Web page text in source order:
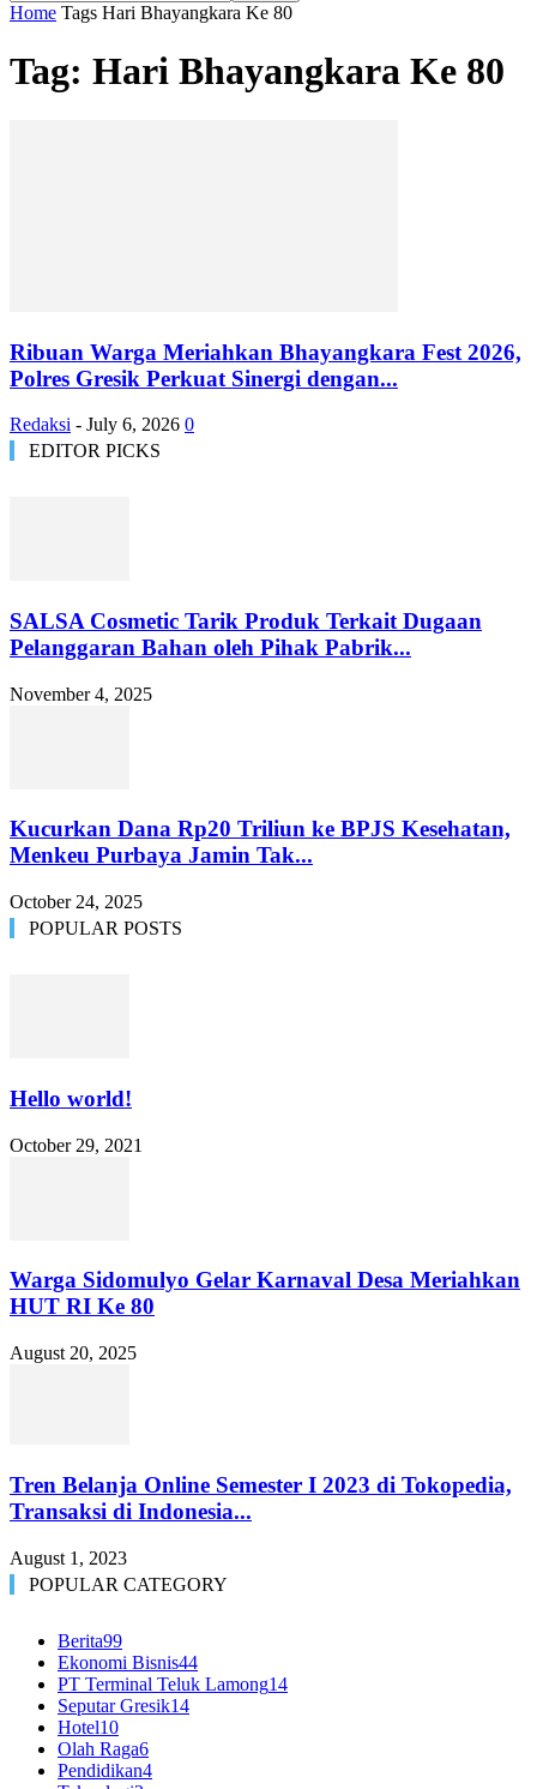
Home Tags Hari Bhayangkara Ke 80
Tag: Hari Bhayangkara Ke 80
Ribuan Warga Meriahkan Bhayangkara Fest 2026,
Polres Gresik Perkuat Sinergi dengan...
Redaksi - July 6, 2026 0
EDITOR PICKS
SALSA Cosmetic Tarik Produk Terkait Dugaan
Pelanggaran Bahan oleh Pihak Pabrik...
November 4, 2025
Kucurkan Dana Rp20 Triliun ke BPJS Kesehatan,
Menkeu Purbaya Jamin Tak...
October 24, 2025
POPULAR POSTS
Hello world!
October 29, 2021
Warga Sidomulyo Gelar Karnaval Desa Meriahkan
HUT RI Ke 80
August 20, 2025
Tren Belanja Online Semester I 2023 di Tokopedia,
Transaksi di Indonesia...
August 1, 2023
POPULAR CATEGORY
Berita99
Ekonomi Bisnis44
PT Terminal Teluk Lamong14
Seputar Gresik14
Hotel10
Olah Raga6
Pendidikan4